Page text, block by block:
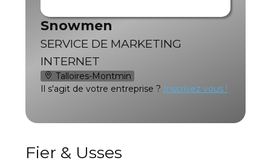
Snowmen
SERVICE DE MARKETING
INTERNET
Talloires-Montmin
Il s'agit de votre entreprise ? Inscrivez vous !
Fier & Usses